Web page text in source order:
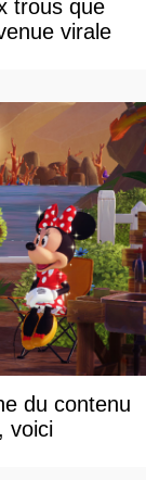
trous que
virale
du contenu
voici